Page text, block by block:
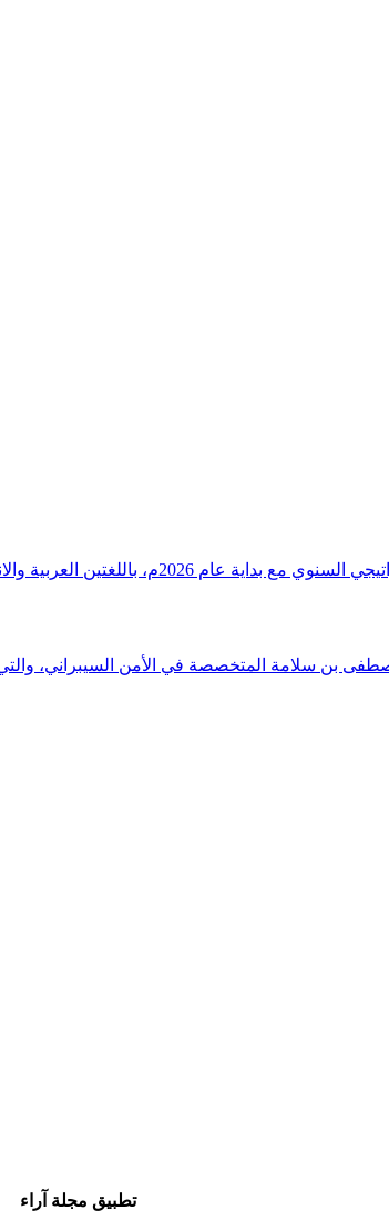
تحليلية ورؤى معمقة، وقراءات دقيقة ورصدًا واستشرافًا وافيًا لكافة أ
مصطفى بن سلامة المتخصصة في الأمن السيبراني،
تطبيق مجلة آراء